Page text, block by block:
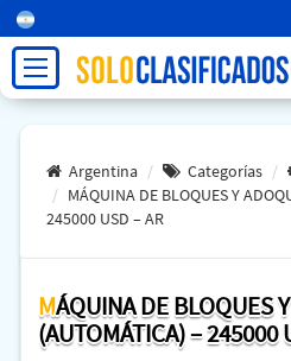
Argentina Categorías
MÁQUINA DE BLOQUES Y
245000 USD – AR
MÁQUINA DE BLOQUES Y ADOQUINES
(AUTOMÁTICA) – 245000